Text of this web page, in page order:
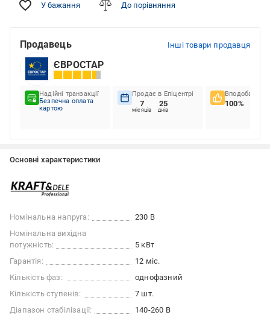
У бажання До порівняння
Продавець Інші товари продавця
ЄВРОСТАР
Надійні транзакції
Безпечна оплата
картою
Продає в Епіцентрі
7
місяців
25
днів
Вподобання
100%
Основні характеристики
Номінальна напруга:
230 В
Номінальна вихідна
потужність:
5 кВт
Гарантія:
12 міс.
Кількість фаз:
однофазний
Кількість ступенів:
7 шт.
Діапазон стабілізації:
140-260 В